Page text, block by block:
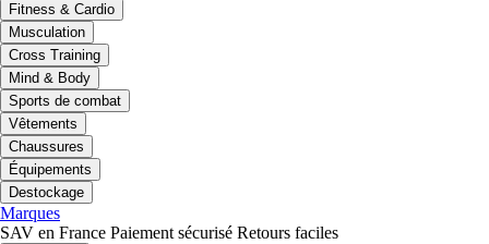
Fitness & Cardio
Musculation
Cross Training
Mind & Body
Sports de combat
Vêtements
Chaussures
Équipements
Destockage
Marques
SAV en France Paiement sécurisé Retours faciles